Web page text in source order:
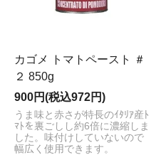
カゴメ トマトペースト ＃
２ 850g
900円(税込972円)
うま味と赤さが特長のｲﾀﾘｱ産ﾄ
ﾏﾄを裏ごしし約6倍に濃縮しま
した。味付けしていないので
幅広く使用できます。